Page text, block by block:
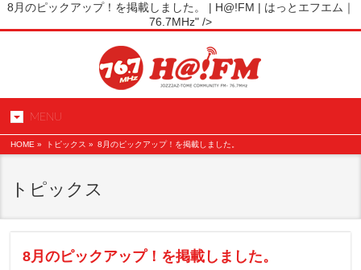
8月のピックアップ！を掲載しました。 | H@!FM | はっとエフエム｜
76.7MHz" />
MENU
HOME » トピックス » 8月のピックアップ！を掲載しました。
トピックス
8月のピックアップ！を掲載しました。